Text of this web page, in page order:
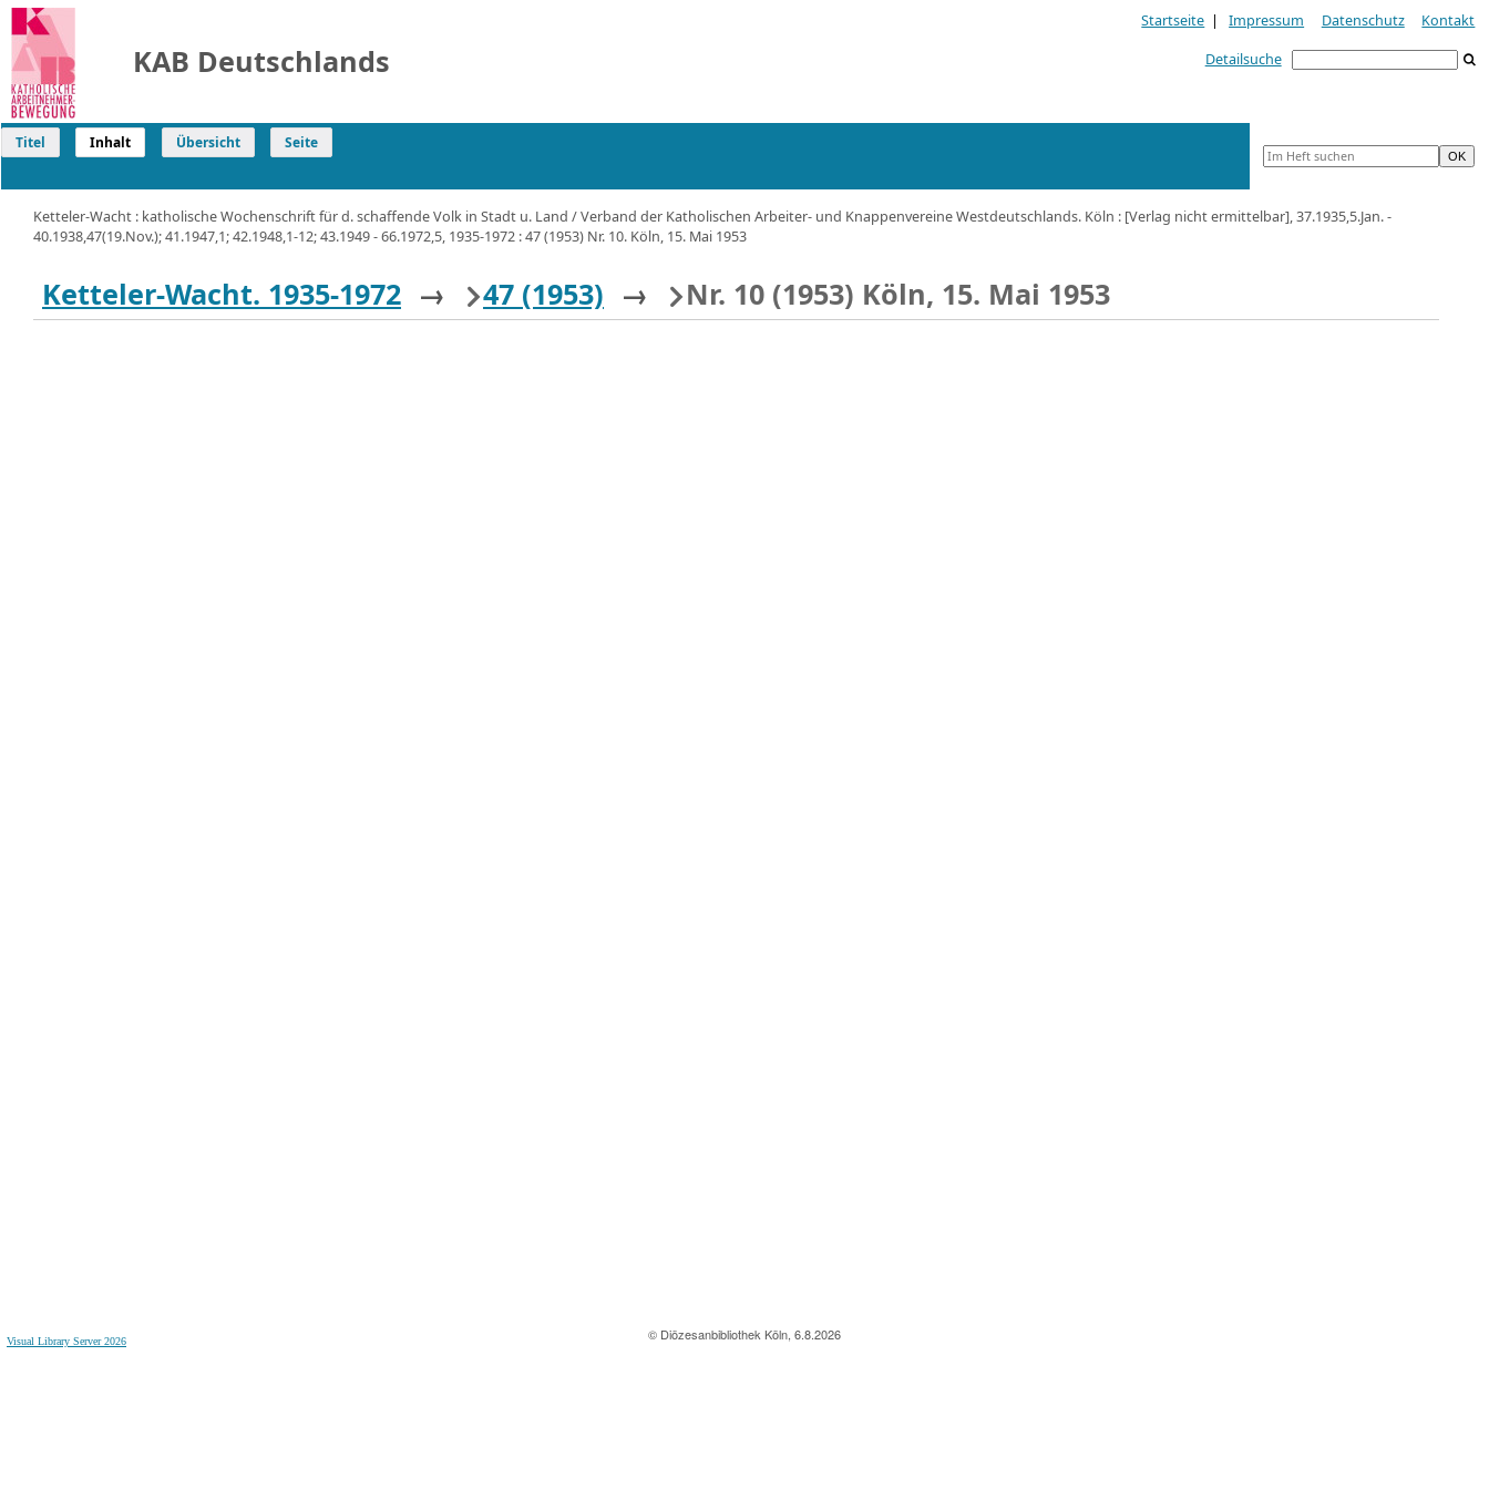
© Diözesanbibliothek Köln, 6.8.2026
Visual Library Server 2026
KAB Deutschlands
Startseite | Impressum Datenschutz
Kontakt
Detailsuche
Titel Inhalt Übersicht Seite
Ketteler-Wacht : katholische Wochenschrift für d. schaffende Volk in Stadt u. Land / Verband der Katholischen Arbeiter- und Knappenvereine Westdeutschlands. Köln : [Verlag nicht ermittelbar], 37.1935,5.Jan. -
40.1938,47(19.Nov.); 41.1947,1; 42.1948,1-12; 43.1949 - 66.1972,5, 1935-1972 : 47 (1953) Nr. 10. Köln, 15. Mai 1953
Ketteler-Wacht. 1935-1972 → 47 (1953) → Nr. 10 (1953) Köln, 15. Mai 1953